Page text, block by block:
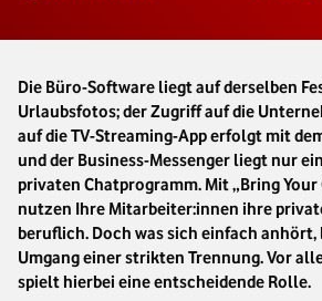
Die Büro-Software liegt auf derselben
Urlaubsfotos; der Zugriff auf die
auf die TV-Streaming-App erfolgt mit
und der Business-Messenger liegt nur
privaten Chatprogramm. Mit „Bring Your
nutzen Ihre Mitarbeiter:innen ihre
beruflich. Doch was sich einfach
Umgang einer strikten Trennung. Vor
spielt hierbei eine entscheidende Rolle.